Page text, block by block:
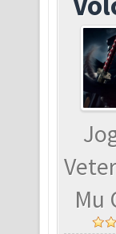
Mu